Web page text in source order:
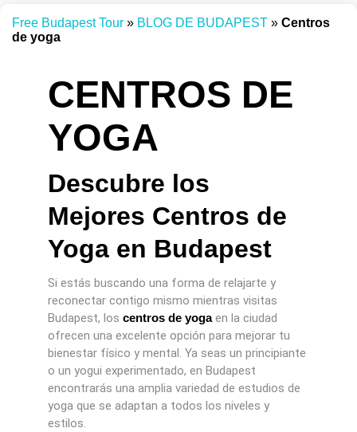
Free Budapest Tour » BLOG DE BUDAPEST » Centros
de yoga
CENTROS DE
YOGA
Descubre los
Mejores Centros de
Yoga en Budapest
Si estás buscando una forma de relajarte y
reconectar contigo mismo mientras visitas
Budapest, los centros de yogaen la ciudad
ofrecen una excelente opción para mejorar tu
bienestar físico y mental. Ya seas un principiante
o un yogui experimentado, en Budapest
encontrarás una amplia variedad de estudios de
yoga que se adaptan a todos los niveles y
estilos.